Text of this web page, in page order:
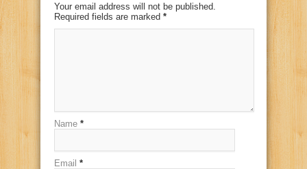
Your email address will not be published.
Required fields are marked *
Name *
Email *